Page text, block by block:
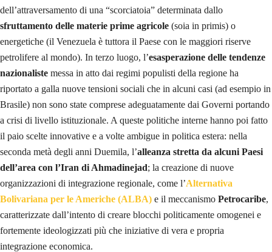
dell’attraversamento di una “scorciatoia” determinata dallo
sfruttamento delle materie prime agricole (soia in primis) o
energetiche (il Venezuela è tuttora il Paese con le maggiori riserve
petrolifere al mondo). In terzo luogo, l’esasperazione delle tendenze
nazionaliste messa in atto dai regimi populisti della regione ha
riportato a galla nuove tensioni sociali che in alcuni casi (ad esempio in
Brasile) non sono state comprese adeguatamente dai Governi portando
a crisi di livello istituzionale. A queste politiche interne hanno poi fatto
il paio scelte innovative e a volte ambigue in politica estera: nella
seconda metà degli anni Duemila, l’alleanza stretta da alcuni Paesi
dell’area con l’Iran di Ahmadinejad; la creazione di nuove
organizzazioni di integrazione regionale, come l’Alternativa
Bolivariana per le Americhe (ALBA) e il meccanismo Petrocaribe,
caratterizzate dall’intento di creare blocchi politicamente omogenei e
fortemente ideologizzati più che iniziative di vera e propria
integrazione economica.